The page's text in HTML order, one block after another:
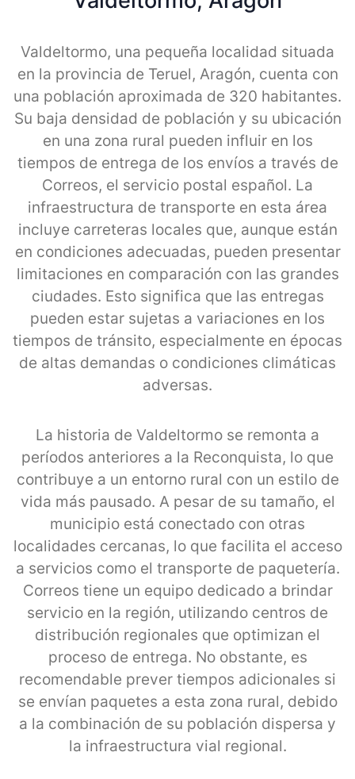
Valdeltormo, una pequeña localidad situada
en la provincia de Teruel, Aragón, cuenta con
una población aproximada de 320 habitantes.
Su baja densidad de población y su ubicación
en una zona rural pueden influir en los
tiempos de entrega de los envíos a través de
Correos, el servicio postal español. La
infraestructura de transporte en esta área
incluye carreteras locales que, aunque están
en condiciones adecuadas, pueden presentar
limitaciones en comparación con las grandes
ciudades. Esto significa que las entregas
pueden estar sujetas a variaciones en los
tiempos de tránsito, especialmente en épocas
de altas demandas o condiciones climáticas
adversas.
La historia de Valdeltormo se remonta a
períodos anteriores a la Reconquista, lo que
contribuye a un entorno rural con un estilo de
vida más pausado. A pesar de su tamaño, el
municipio está conectado con otras
localidades cercanas, lo que facilita el acceso
a servicios como el transporte de paquetería.
Correos tiene un equipo dedicado a brindar
servicio en la región, utilizando centros de
distribución regionales que optimizan el
proceso de entrega. No obstante, es
recomendable prever tiempos adicionales si
se envían paquetes a esta zona rural, debido
a la combinación de su población dispersa y
la infraestructura vial regional.